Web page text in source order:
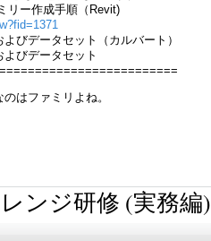
リー作成手順（Revit)
びデータセット（カルバート）
びデータセット
はファミリよね。
ンジ研修 (実務編)